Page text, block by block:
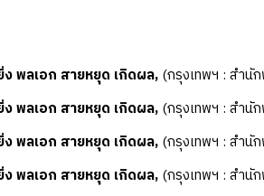
พลเอก สายหยุด เกิดผล,(กรุงเทพฯ : สำนั
พลเอก สายหยุด เกิดผล,(กรุงเทพฯ : สำนั
พลเอก สายหยุด เกิดผล,(กรุงเทพฯ : สำนั
พลเอก สายหยุด เกิดผล,(กรุงเทพฯ : สำนั